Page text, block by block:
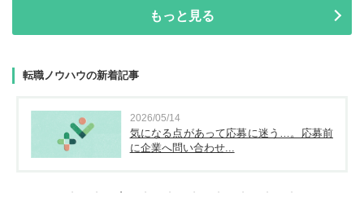
もっと見る
転職ノウハウの新着記事
2026/05/14
気になる点があって応募に迷う…。応募前
に企業へ問い合わせ...